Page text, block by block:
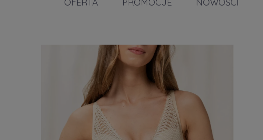
OFERTA PROMOCJE NOWOŚCI